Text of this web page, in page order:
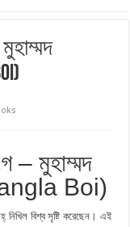
– মুহাম্মদ
Boi)
নিখিল বিশ্ব সৃষ্টি করেছেন। এই